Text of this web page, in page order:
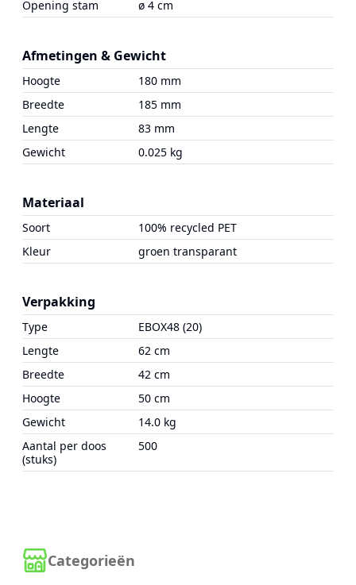
Categorieën
Opening stam ø 4 cm
Afmetingen & Gewicht
Hoogte
180 mm
Breedte
185 mm
Lengte
83 mm
Gewicht
0.025 kg
Materiaal
Soort
100% recycled PET
Kleur
groen transparant
Verpakking
Type
EBOX48 (20)
Lengte
62 cm
Breedte
42 cm
Hoogte
50 cm
Gewicht
14.0 kg
Aantal per doos
(stuks)
500